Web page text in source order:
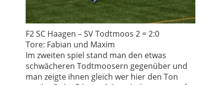
F2 SC Haagen – SV Todtmoos 2 = 2:0
Tore: Fabian und Maxim
Im zweiten spiel stand man den etwas
schwächeren Todtmoosern gegenüber und
man zeigte ihnen gleich wer hier den Ton